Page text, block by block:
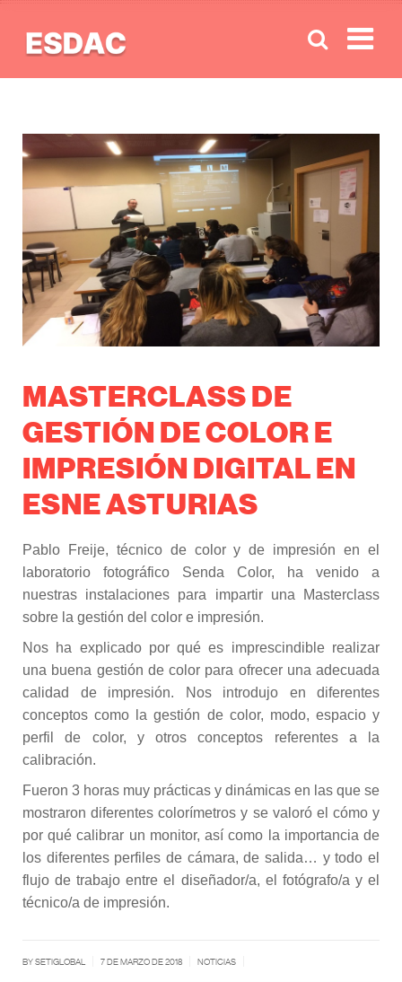
MASTERCLASS DE
GESTIÓN DE COLOR E
IMPRESIÓN DIGITAL EN
ESNE ASTURIAS
Pablo Freije, técnico de color y de impresión en el
laboratorio fotográfico Senda Color, ha venido a
nuestras instalaciones para impartir una Masterclass
sobre la gestión del color e impresión.
Nos ha explicado por qué es imprescindible realizar
una buena gestión de color para ofrecer una adecuada
calidad de impresión. Nos introdujo en diferentes
conceptos como la gestión de color, modo, espacio y
perfil de color, y otros conceptos referentes a la
calibración.
Fueron 3 horas muy prácticas y dinámicas en las que se
mostraron diferentes colorímetros y se valoró el cómo y
por qué calibrar un monitor, así como la importancia de
los diferentes perfiles de cámara, de salida… y todo el
flujo de trabajo entre el diseñador/a, el fotógrafo/a y el
técnico/a de impresión.
BY SETIGLOBAL 7 DE MARZO DE 2018 NOTICIAS